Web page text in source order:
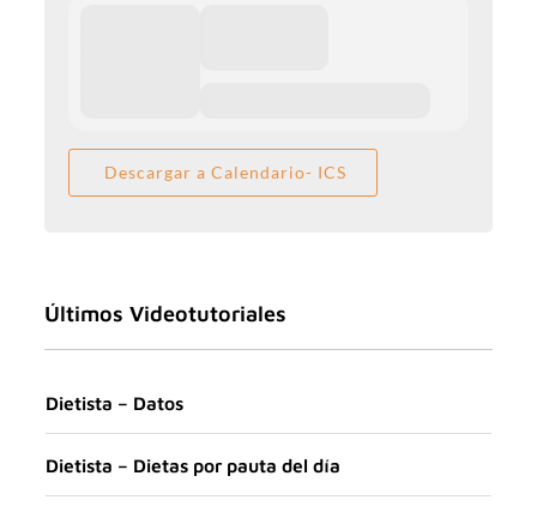
Descargar a Calendario- ICS
Últimos Videotutoriales
Dietista – Datos
Dietista – Dietas por pauta del día